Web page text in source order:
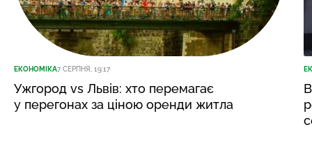
ЕКОНОМІКА7 СЕРПНЯ, 19:17
Ужгород vs Львів: хто перемагає
у перегонах за ціною оренди житла